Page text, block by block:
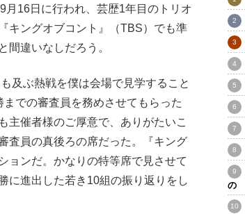
16日に行われ、芸歴1年目のトリオ
キングオブコント』（TBS）でも準
間違いなしだろう。
及ぶ熱戦を僕は会場で見学すること
での審査員を務めさせてもらった
主催者様のご厚意で、ありがたいこ
査員の真後ろの席だった。『キング
ョンだ。かなりの特等席で見させて
に進出した若き10組の振り返りをし
の